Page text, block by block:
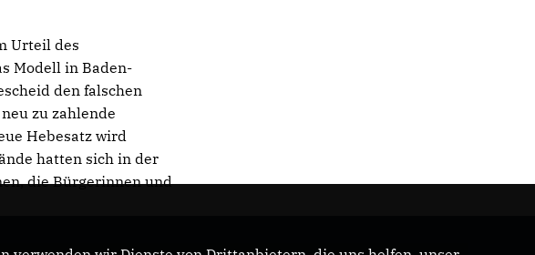
Urteil des
Modell in Baden-
den falschen
zu zahlende
Hebesatz wird
hatten sich in der
die Bürgerinnen und